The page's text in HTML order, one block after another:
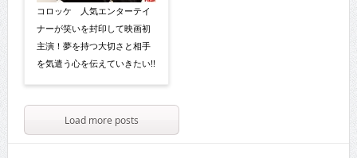
コロッケ 人気エンターテイ
ナーが笑いを封印して映画初
主演！夢を持つ大切さと相手
を気遣う心を伝えていきたい!!
Load more posts